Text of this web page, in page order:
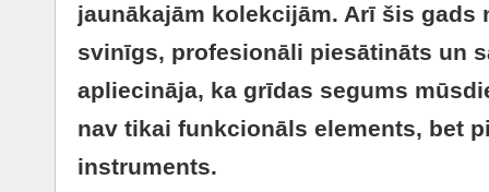
jaunākajām kolekcijām. Arī šis gads
svinīgs, profesionāli piesātināts un
apliecināja, ka grīdas segums
nav tikai funkcionāls elements, bet
instruments.